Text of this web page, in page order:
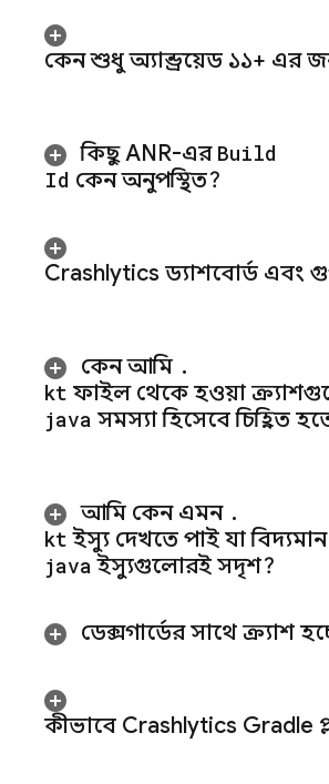
কেন শুধু অ্যান্ড্রয়েড ১১+ এর
কিছু ANR-এর Build
Id কেন অনুপস্থিত?
Crashlytics ড্যাশবোর্ড এবং
কেন আমি .
kt ফাইল থেকে হওয়া
java সমস্যা হিসেবে চিহ্নিত
আমি কেন এমন .
kt ইস্যু দেখতে পাই যা বিদ্যমান
java ইস্যুগুলোরই সদৃশ?
ডেক্সগার্ডের সাথে ক্র্যাশ
কীভাবে Crashlytics Gradle